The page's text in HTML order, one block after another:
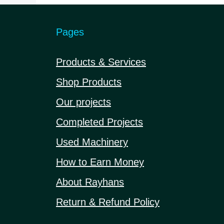
Pages
Products & Services
Shop Products
Our projects
Completed Projects
Used Machinery
How to Earn Money
About Rayhans
Return & Refund Policy